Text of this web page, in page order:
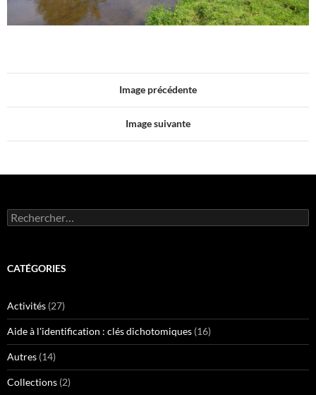
Image précédente
Image suivante
Rechercher :
CATÉGORIES
Activités (27)
Aide à l'identification : clés dichotomiques (16)
Autres (14)
Collections (2)